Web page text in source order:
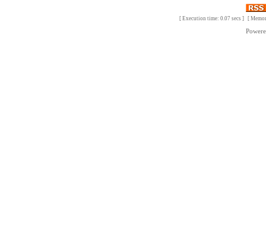
[ Execution time: 0.07 secs ] [